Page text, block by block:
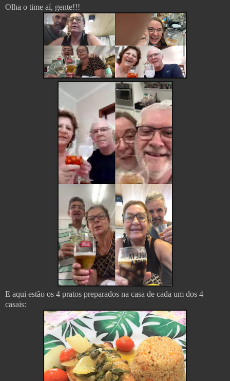
Olha o time aí, gente!!!
E aqui estão os 4 pratos preparados na casa de cada um dos 4
casais: